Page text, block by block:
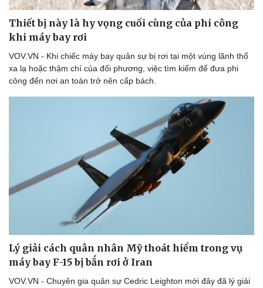
Bóng đá
Lịch thi đấu bóng đá
Thế giới thể thao
Ô tô - Xe máy
Ô tô
Xe máy
Tư vấn
Thiết bị này là hy vọng cuối cùng của phi công
khi máy bay rơi
VOV.VN - Khi chiếc máy bay quân sự bị rơi tại một vùng lãnh thổ
xa lạ hoặc thậm chí của đối phương, việc tìm kiếm để đưa phi
công đến nơi an toàn trở nên cấp bách.
Lý giải cách quân nhân Mỹ thoát hiểm trong vụ
máy bay F-15 bị bắn rơi ở Iran
VOV.VN - Chuyên gia quân sự Cedric Leighton mới đây đã lý giải